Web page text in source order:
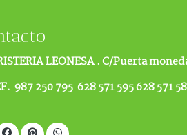
LEONESA .C/Puerta
987 250 795 628 571 595 628 571